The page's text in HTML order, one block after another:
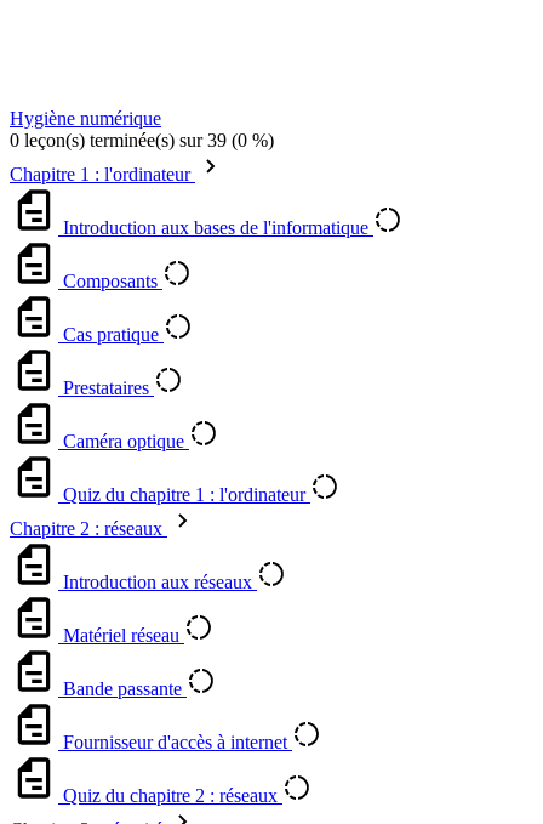
Hygiène numérique
0 leçon(s) terminée(s) sur 39 (0 %)
Chapitre 1 : l'ordinateur
Introduction aux bases de l'informatique
Composants
Cas pratique
Prestataires
Caméra optique
Quiz du chapitre 1 : l'ordinateur
Chapitre 2 : réseaux
Introduction aux réseaux
Matériel réseau
Bande passante
Fournisseur d'accès à internet
Quiz du chapitre 2 : réseaux